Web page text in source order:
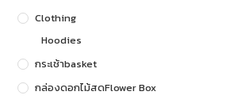
Clothing
Hoodies
กระเช้าbasket
กล่องดอกไม้สดFlower Box